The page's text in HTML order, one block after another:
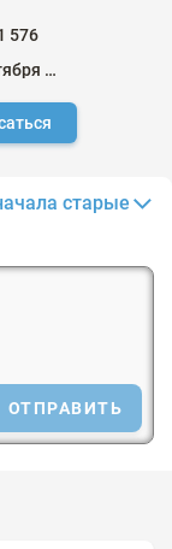
576
с 11 сентября 2024
старые
ОТПРАВИТЬ